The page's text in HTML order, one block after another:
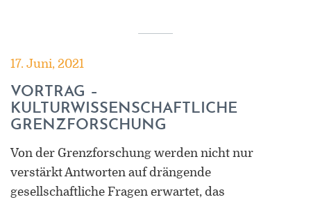
17. Juni, 2021
VORTRAG –
KULTURWISSENSCHAFTLICHE
GRENZFORSCHUNG
Von der Grenzforschung werden nicht nur
verstärkt Antworten auf drängende
gesellschaftliche Fragen erwartet, das